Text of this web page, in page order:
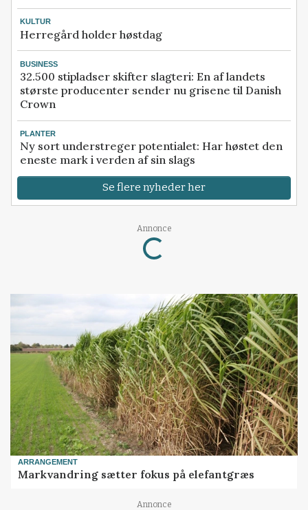
KULTUR
Herregård holder høstdag
BUSINESS
32.500 stipladser skifter slagteri: En af landets
største producenter sender nu grisene til Danish
Crown
PLANTER
Ny sort understreger potentialet: Har høstet den
eneste mark i verden af sin slags
Se flere nyheder her
Annonce
Loading...
ARRANGEMENT
Markvandring sætter fokus på elefantgræs
Annonce